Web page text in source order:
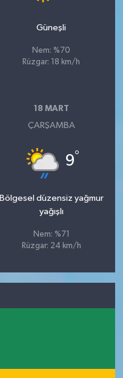
Güneşli
Nem: %70
Rüzgar: 18 km/h
18 MART
ÇARŞAMBA
9°
Bölgesel düzensiz yağmur
yağışlı
Nem: %71
Rüzgar: 24 km/h